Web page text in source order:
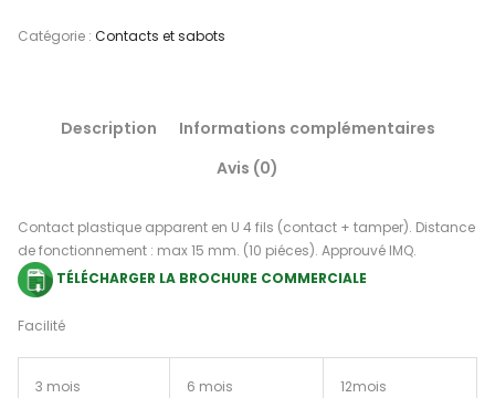
Catégorie : Contacts et sabots
Description
Informations complémentaires
Avis (0)
Contact plastique apparent en U 4 fils (contact + tamper). Distance
de fonctionnement : max 15 mm. (10 piéces). Approuvé IMQ.
TÉLÉCHARGER LA BROCHURE COMMERCIALE
Facilité
3 mois 6 mois 12mois